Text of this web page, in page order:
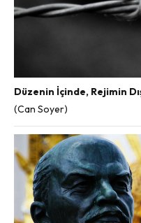
Düzenin İçinde, Rejimin
(Can Soyer)